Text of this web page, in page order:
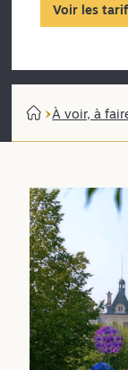
Voir les
À voir, à